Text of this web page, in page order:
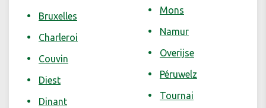
Bruxelles
Charleroi
Couvin
Diest
Dinant
Mons
Namur
Overijse
Péruwelz
Tournai